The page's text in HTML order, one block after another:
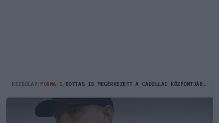
KEZDŐLAP FORMA-1 BOTTAS IS MEGÉRKEZETT A CADILLAC KÖZPONTJÁBA - INDULHAT AZ ÚJ KALAND! (VIDEÓ)